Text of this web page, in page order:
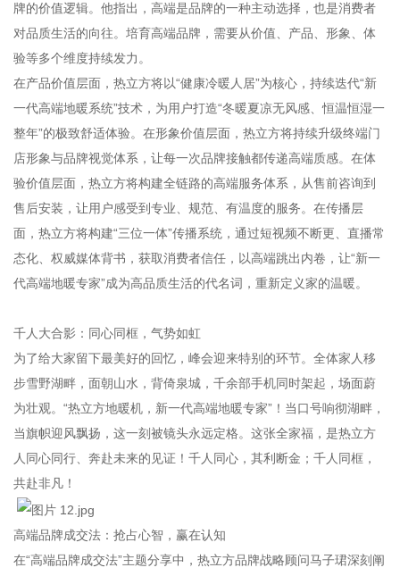
牌的价值逻辑。他指出，高端是品牌的一种主动选择，也是消费者
对品质生活的向往。培育高端品牌，需要从价值、产品、形象、体
验等多个维度持续发力。
在产品价值层面，热立方将以“健康冷暖人居”为核心，持续迭代“新
一代高端地暖系统”技术，为用户打造“冬暖夏凉无风感、恒温恒湿一
整年”的极致舒适体验。在形象价值层面，热立方将持续升级终端门
店形象与品牌视觉体系，让每一次品牌接触都传递高端质感。在体
验价值层面，热立方将构建全链路的高端服务体系，从售前咨询到
售后安装，让用户感受到专业、规范、有温度的服务。在传播层
面，热立方将构建“三位一体”传播系统，通过短视频不断更、直播常
态化、权威媒体背书，获取消费者信任，以高端跳出内卷，让“新一
代高端地暖专家”成为高品质生活的代名词，重新定义家的温暖。
千人大合影：同心同框，气势如虹
为了给大家留下最美好的回忆，峰会迎来特别的环节。全体家人移
步雪野湖畔，面朝山水，背倚泉城，千余部手机同时架起，场面蔚
为壮观。“热立方地暖机，新一代高端地暖专家”！当口号响彻湖畔，
当旗帜迎风飘扬，这一刻被镜头永远定格。这张全家福，是热立方
人同心同行、奔赴未来的见证！千人同心，其利断金；千人同框，
共赴非凡！
高端品牌成交法：抢占心智，赢在认知
在“高端品牌成交法”主题分享中，热立方品牌战略顾问马子珺深刻阐